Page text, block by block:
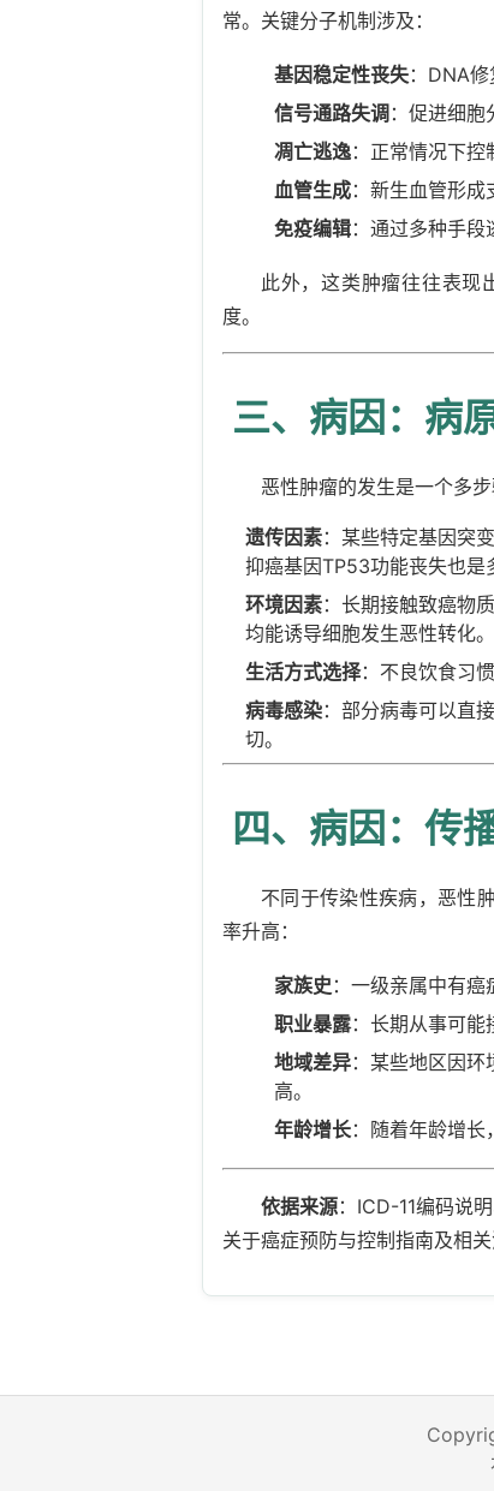
常。关键分子机制涉及：
基因稳定性丧失：DNA修
信号通路失调 ：促进细胞
凋亡逃逸：正常情况下控
血管生成：新生血管形成
免疫编辑：通过多种手段
此外，这类肿瘤往往表现
度。
三、病因：病
恶性肿瘤的发生是一个多
遗传因素：某些特定基因突
抑癌基因TP53功能丧失也是
环境因素：长期接触致癌物
均能诱导细胞发生恶性转化。
生活方式选择：不良饮食习
病毒感染：部分病毒可以直
切。
四、病因：传
不同于传染性疾病，恶性
率升高：
家族史 ：一级亲属中有癌
职业暴露：长期从事可能
地域差异：某些地区因
高。
年龄增长：随着年龄增长
依据来源：ICD-11编码说
关于癌症预防与控制指南及相关